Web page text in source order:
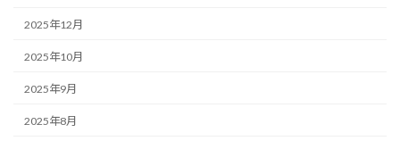
2025年12月
2025年10月
2025年9月
2025年8月